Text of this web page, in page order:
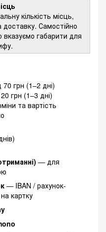
кількість місць,
Самостійно
габарити для
грн (1–2 дні)
грн (1–3 дні)
та вартість
— для
— IBAN / рахунок-
картку